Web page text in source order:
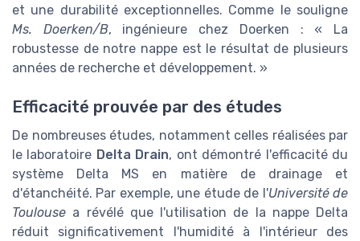
et une durabilité exceptionnelles. Comme le souligne
Ms. Doerken/B, ingénieure chez Doerken : « La
robustesse de notre nappe est le résultat de plusieurs
années de recherche et développement. »
Efficacité prouvée par des études
De nombreuses études, notamment celles réalisées par
le laboratoire Delta Drain, ont démontré l'efficacité du
système Delta MS en matière de drainage et
d'étanchéité. Par exemple, une étude de l'Université de
Toulouse a révélé que l'utilisation de la nappe Delta
réduit significativement l'humidité à l'intérieur des